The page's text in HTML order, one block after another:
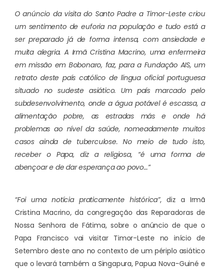
O anúncio da visita do Santo Padre a Timor-Leste criou
um sentimento de euforia na população e tudo está a
ser preparado já de forma intensa, com ansiedade e
muita alegria. A Irmã Cristina Macrino, uma enfermeira
em missão em Bobonaro, faz, para a Fundação AIS, um
retrato deste país católico de língua oficial portuguesa
situado no sudeste asiático. Um país marcado pelo
subdesenvolvimento, onde a água potável é escassa, a
alimentação pobre, as estradas más e onde há
problemas ao nível da saúde, nomeadamente muitos
casos ainda de tuberculose. No meio de tudo isto,
receber o Papa, diz a religiosa, “é uma forma de
abençoar e de dar esperança ao povo…”
“Foi uma notícia praticamente histórica”, diz a Irmã
Cristina Macrino, da congregação das Reparadoras de
Nossa Senhora de Fátima, sobre o anúncio de que o
Papa Francisco vai visitar Timor-Leste no início de
Setembro deste ano no contexto de um périplo asiático
que o levará também a Singapura, Papua Nova-Guiné e